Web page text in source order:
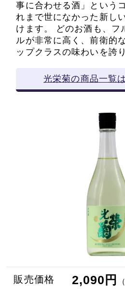
事に合わせる酒」という
れまで世になかった新し
けます。 どのお酒も、フ
ルが非常に高く、前衛的
ップクラスの味わいを誇
光栄菊の商品一覧
販売価格 2,090円